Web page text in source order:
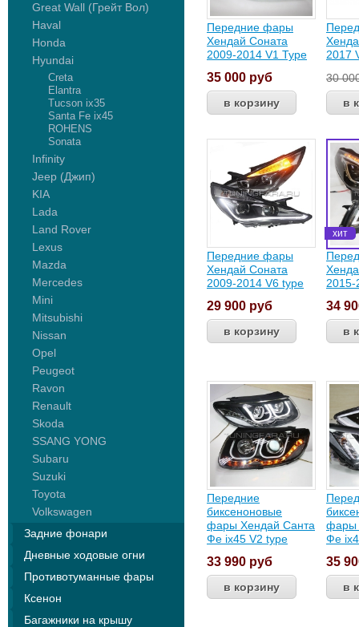
Great Wall (Грейт Вол)
Haval
Honda
Hyundai
Creta
Elantra
Tucson ix35
Santa Fe ix45
ROHENS
Sonata
Infinity
Jeep (Джип)
KIA
Lada
Land Rover
Lexus
Mazda
Mercedes
Mini
Mitsubishi
Nissan
Opel
Peugeot
Ravon
Renault
Skoda
SSANG YONG
Subaru
Suzuki
Toyota
Volkswagen
Задние фонари
Дневные ходовые огни
Противотуманные фары
Ксенон
Багажники на крышу
Передние фары
Хендай Соната
2009-2014 V1 Type
35 000 руб
2017
30
Передние фары
Хендай Соната
2009-2014 V6 type
29 900 руб
2015-
34
Передние
биксеноновые
фары Хендай Санта
Фе ix45 V2 type
33 990 руб
фары
Фе
35